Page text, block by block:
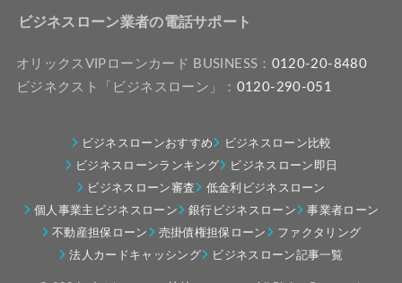
ビジネスローン業者の電話サポート
オリックスVIPローンカード BUSINESS： 0120-20-8480
ビジネクスト「ビジネスローン」： 0120-290-051
ビジネスローンおすすめ
ビジネスローン比較
ビジネスローンランキング
ビジネスローン即日
ビジネスローン審査
低金利ビジネスローン
個人事業主ビジネスローン
銀行ビジネスローン
事業者ローン
不動産担保ローン
売掛債権担保ローン
ファクタリング
法人カードキャッシング
ビジネスローン記事一覧